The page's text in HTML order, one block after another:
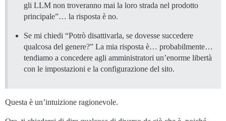
gli LLM non troveranno mai la loro strada nel prodotto
principale”… la risposta è no.
Se mi chiedi “Potrò disattivarla, se dovesse succedere
qualcosa del genere?” La mia risposta è… probabilmente…
tendiamo a concedere agli amministratori un’enorme libertà
con le impostazioni e la configurazione del sito.
Questa è un’intuizione ragionevole.